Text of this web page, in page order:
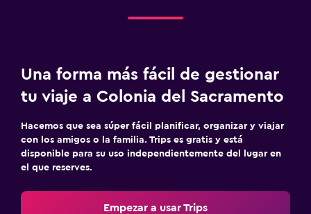
Habitación
Armario o clóset
Zona de trabajo
Fax/fotocopiadora
Una forma más fácil de gestionar
tu viaje a Colonia del Sacramento
Hacemos que sea súper fácil planificar, organizar y viajar
con los amigos o la familia. Trips es gratis y está
disponible para su uso independientemente del lugar en
el que reserves.
Empezar a usar Trips